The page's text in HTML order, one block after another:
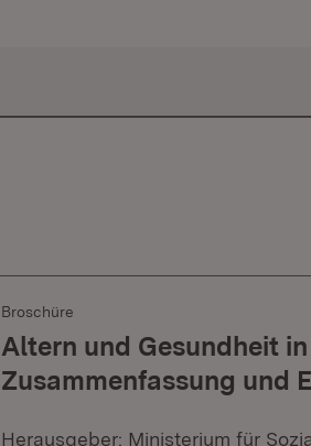
Broschüre
Altern und Gesundheit
Zusammenfassung und
Herausgeber: Ministerium für